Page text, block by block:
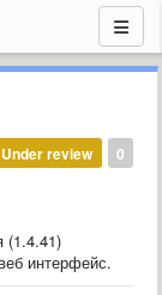
0
Under review
(1.4.41)
интерфейс.